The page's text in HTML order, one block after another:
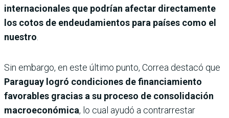
internacionales que podrían afectar directamente
los cotos de endeudamientos para países como el
nuestro
Sin embargo, en este último punto, Correa destacó que
Paraguay logró condiciones de financiamiento
favorables gracias a su proceso de consolidación
macroeconómica, lo cual ayudó a contrarrestar